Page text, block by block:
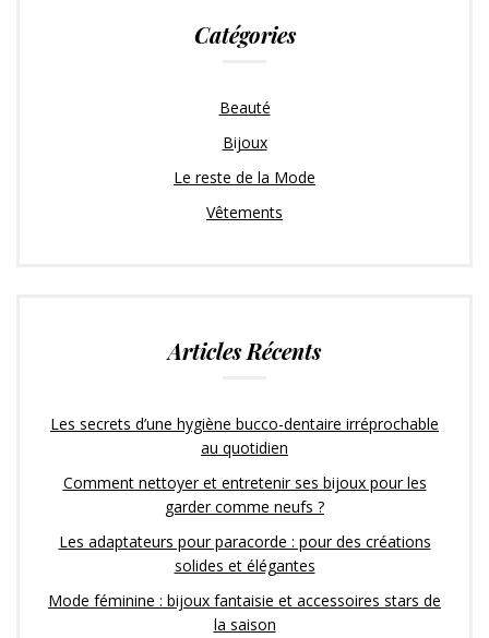
Catégories
Beauté
Bijoux
Le reste de la Mode
Vêtements
Articles Récents
Les secrets d’une hygiène bucco-dentaire irréprochable
au quotidien
Comment nettoyer et entretenir ses bijoux pour les
garder comme neufs ?
Les adaptateurs pour paracorde : pour des créations
solides et élégantes
Mode féminine : bijoux fantaisie et accessoires stars de
la saison